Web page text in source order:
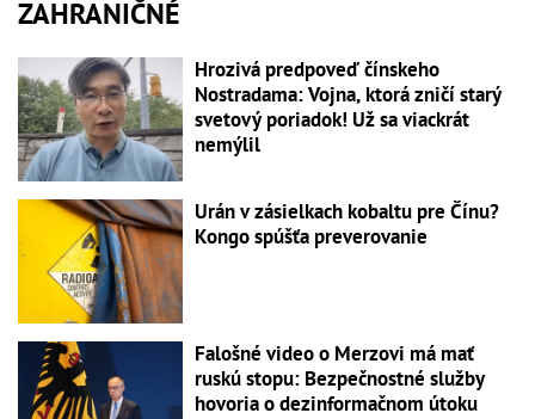
ZAHRANIČNÉ
Hrozivá predpoveď čínskeho
Nostradama: Vojna, ktorá zničí starý
svetový poriadok! Už sa viackrát
nemýlil
Urán v zásielkach kobaltu pre Čínu?
Kongo spúšťa preverovanie
Falošné video o Merzovi má mať
ruskú stopu: Bezpečnostné služby
hovoria o dezinformačnom útoku